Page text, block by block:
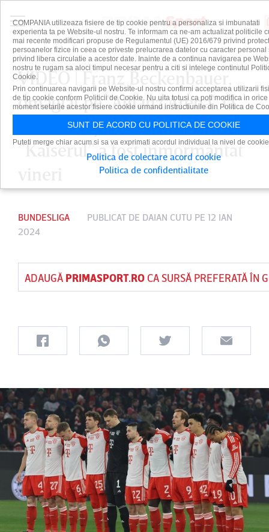
VIDEO | Franz Beckenbauer,
omagiat pe ”Allianz Arena” la
meciul Bayern – Hoffenheim.
”Kaiserul” a fost înmormântat
BUNDESLIGA PUBLICAT DE DAIAN CUTU PE 12 IAN
2024
ADAUGĂ PRIMASPORT.ROCA SURSĂ PREFERATĂ ÎN
COMPANIA utilizeaza fisiere de tip cookie pentru a personaliza si imbunatati
experienta ta pe Website-ul nostru. Te informam ca ne-am actualizat politicile
mai recente modificari propuse de Regulamentul (UE) 2016/679 privind
persoanelor fizice in ceea ce priveste prelucrarea datelor cu caracter personal
privind libera circulatie a acestor date. Inainte de a continua navigarea pe
nostru te rugam sa aloci timpul necesar pentru a citi si intelege continutul
Cookie.
Prin continuarea navigarii pe Website-ul nostru confirmi acceptarea utilizarii
de tip cookie conform Politicii de Cookie. Nu uita totusi ca poti modifica in orice
moment setarile acestor fisiere cookie urmand instructiunile din Politica de
SUNT DE ACORD CU POLITICA DE COOKIE
Puteti merge chiar acum si sa va exprimati acordul individual la nivel de
Politica de colectare acord cookie
Politica de confidentialitate